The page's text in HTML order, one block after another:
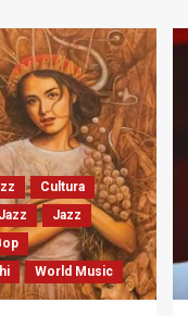
Cultura
Jazz
World Music